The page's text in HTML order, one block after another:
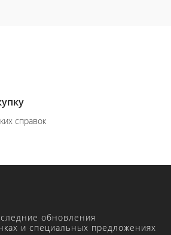
справок
обновления
и специальных предложениях